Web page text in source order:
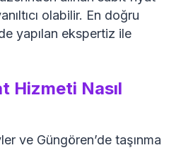
olabilir. En doğru
yapılan ekspertiz ile
Hizmeti Nasıl
ve Güngören’de taşınma